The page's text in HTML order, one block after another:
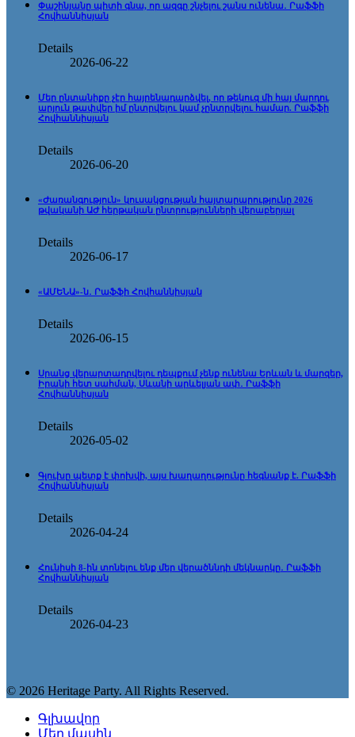
Փաշինյանը պիտի գնա, որ ազգը շնչելու շանս ունենա․ Րաֆֆի
Հովհաննիսյան
Details
2026-06-22
Մեր ընտանիքը չէր հայրենադարձվել, որ թեկուզ մի հայ մարդու
արյուն թափվեր իմ ընտրվելու կամ չընտրվելու համար. Րաֆֆի
Հովհաննիսյան
Details
2026-06-20
«Ժառանգություն» կուսակցության հայտարարությունը 2026
թվականի ԱԺ հերթական ընտրությունների վերաբերյալ
Details
2026-06-17
«ԱՄԵՆԱ»-ն․ Րաֆֆի Հովհաննիսյան
Details
2026-06-15
Սրանց վերարտադրվելու դեպքում չենք ունենա Երևան և մարզեր,
Իրանի հետ սահման, Սևանի արևելյան ափ․ Րաֆֆի
Հովհաննիսյան
Details
2026-05-02
Գլուխը պետք է փոխվի, այս խաղաղությունը հեգնանք է. Րաֆֆի
Հովհաննիսյան
Details
2026-04-24
Հունիսի 8-ին տոնելու ենք մեր վերածննդի մեկնարկը․ Րաֆֆի
Հովհաննիսյան
Details
2026-04-23
© 2026 Heritage Party. All Rights Reserved.
Գլխավոր
Մեր մասին